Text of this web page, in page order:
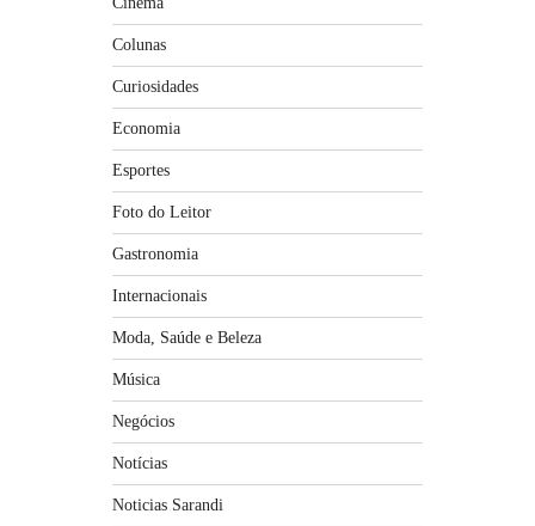
Colunas
Curiosidades
Economia
Esportes
Foto do Leitor
Gastronomia
Internacionais
Moda, Saúde e Beleza
Música
Negócios
Notícias
Noticias Sarandi